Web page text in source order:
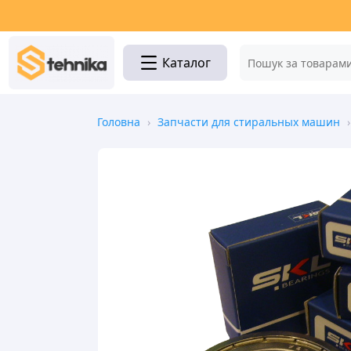
Каталог
Головна › Запчасти для стиральных машин ›